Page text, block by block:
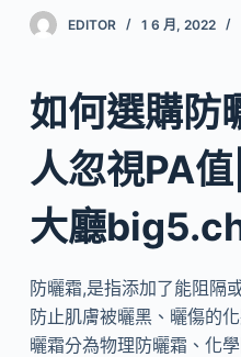
EDITOR 1 6 月, 2022
如何選購防
人忽視PA
大廳
防曬霜,是指添加了能阻隔
防止肌膚被曬黑、曬傷的
曬霜分為物理防曬霜、化